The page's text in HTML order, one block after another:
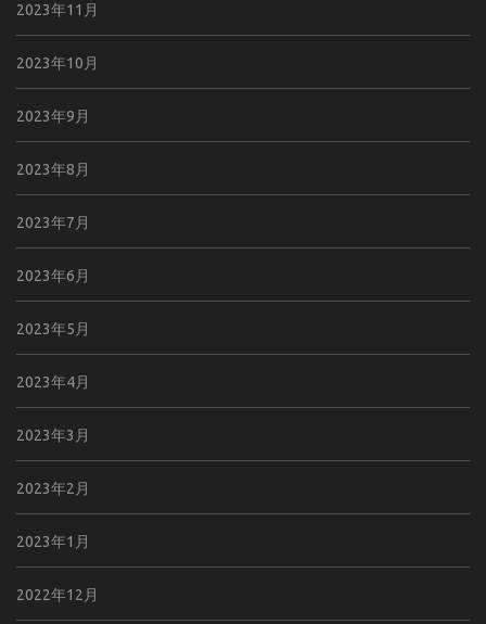
2023年11月
2023年10月
2023年9月
2023年8月
2023年7月
2023年6月
2023年5月
2023年4月
2023年3月
2023年2月
2023年1月
2022年12月